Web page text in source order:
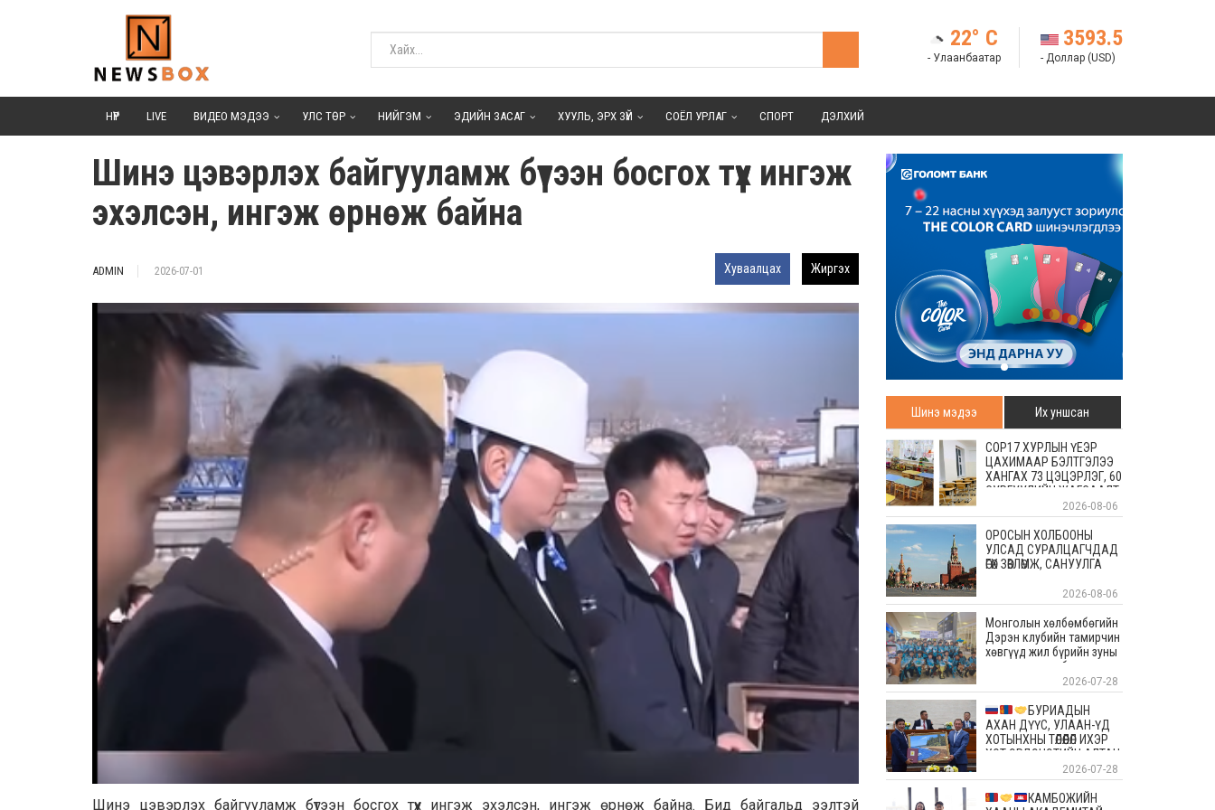
22° C
- Улаанбаатар
3593.5
- Доллар (USD)
НҮҮР LIVE ВИДЕО МЭДЭЭ УЛС ТӨР НИЙГЭМ ЭДИЙН ЗАСАГ ХУУЛЬ, ЭРХ ЗҮЙ СОЁЛ УРЛАГ СПОРТ ДЭЛХИЙ
Шинэ цэвэрлэх байгууламж бүтээн босгох түүх ингэж
эхэлсэн, ингэж өрнөж байна
ADMIN 2026-07-01 Хуваалцах Жиргэх
Шинэ цэвэрлэх байгууламж бүтээн босгох түүх ингэж эхэлсэн, ингэж өрнөж байна. Бид байгальд ээлтэй
Шинэ мэдээ Их уншсан
COP17 ХУРЛЫН ҮЕЭР
ЦАХИМААР БЭЛТГЭЛЭЭ
ХАНГАХ 73 ЦЭЦЭРЛЭГ, 60
СУРГУУЛИЙН ЖАГСААЛТ
2026-08-06
ОРОСЫН ХОЛБООНЫ
УЛСАД СУРАЛЦАГЧДАД
ӨГӨХ ЗӨВЛӨМЖ, САНУУЛГА
2026-08-06
Монголын хөлбөмбөгийн
Дэрэн клубийн тамирчин
хөвгүүд жил бүрийн зуны
энэ өдрүүдэд болдог
уламжлалт Скандиновын
орнуудын тэмцээндээ
оролцоод ирлээ
2026-07-28
БУРИАДЫН
АХАН ДҮҮС, УЛААН-ҮД
ХОТЫНХНЫ ТӨЛӨӨЛӨЛ ИХЭР
ХОТ ЭРДЭНЭТИЙН АЛТАН
ОЙД БАЯР ХҮРГЭЛЭЭ
2026-07-28
КАМБОЖИЙН